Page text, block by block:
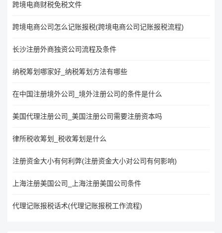
跨境电商财税免税文件
跨境电商公司怎么记账报税(跨境电商公司记账报税流程)
长沙注册外商独资公司流程及条件
纳税筹划哪家好_纳税筹划方法有哪些
在中国注册境外公司_境外注册公司的条件是什么
美国代理注册公司_美国注册公司需要注册资本吗
律所税收筹划_税收筹划是什么
注册资金大小有何利弊(注册资金大小对公司有何影响)
上海注册美国公司_上海注册美国公司条件
代理记账报税话术(代理记账报税工作流程)